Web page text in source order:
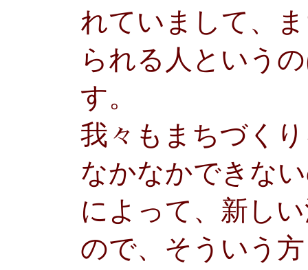
れていまして、
られる人という
す。
我々もまちづく
なかなかできな
によって、新し
ので、そういう